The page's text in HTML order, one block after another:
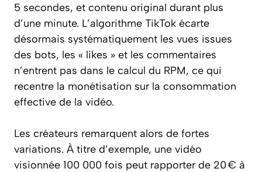
5 secondes, et contenu original durant plus
d’une minute. L’algorithme TikTok écarte
désormais systématiquement les vues issues
des bots, les « likes » et les commentaires
n’entrent pas dans le calcul du RPM, ce qui
recentre la monétisation sur la consommation
effective de la vidéo.
Les créateurs remarquent alors de fortes
variations. À titre d’exemple, une vidéo
visionnée 100 000 fois peut rapporter de 20 € à